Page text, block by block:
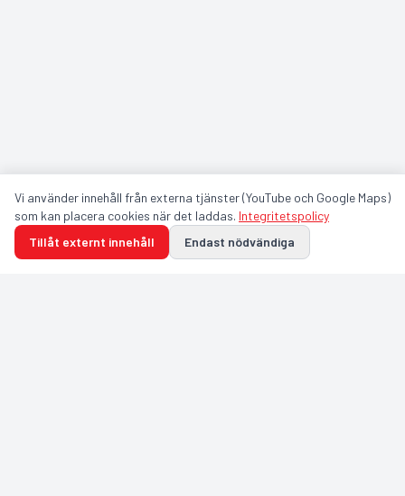
Vi använder innehåll från externa tjänster (YouTube och Google Maps)
som kan placera cookies när det laddas. Integritetspolicy
Tillåt externt innehåll
Endast nödvändiga